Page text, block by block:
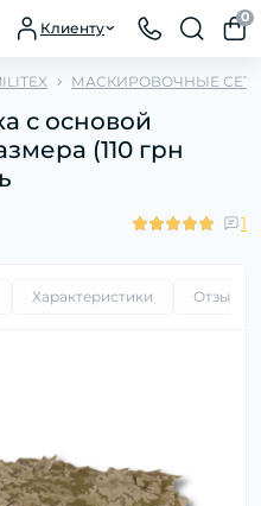
Клиенту
0
МАСКИРОВОЧНЫЕ
с основой
(110 грн
1
Характеристики Отзывы